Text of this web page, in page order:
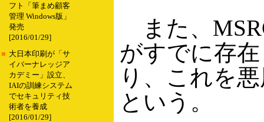
フト「筆まめ顧客
管理 Windows版」
発売
[2016/01/29]
■ 大日本印刷が「サ
イバーナレッジア
カデミー」設立、
IAIの訓練システム
でセキュリティ技
術者を養成
[2016/01/29]
また、
がすでに存
り、これを
という。